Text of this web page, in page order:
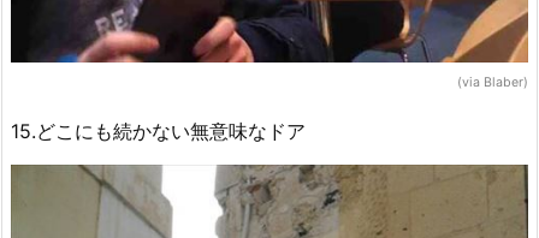
(via Blaber)
15.どこにも続かない無意味なドア